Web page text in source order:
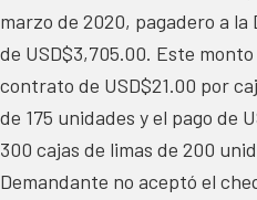
marzo de 2020, pagadero a
de USD$3,705.00. Este
contrato de USD$21.00 por
de 175 unidades y el pago de
300 cajas de limas de 200
Demandante no aceptó el